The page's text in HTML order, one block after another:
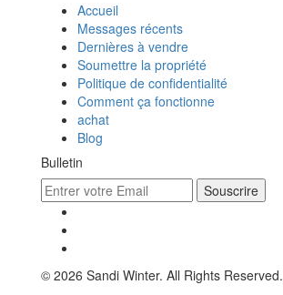
Accueil
Messages récents
Dernières à vendre
Soumettre la propriété
Politique de confidentialité
Comment ça fonctionne
achat
Blog
Bulletin
Souscrire
© 2026 Sandi Winter. All Rights Reserved.